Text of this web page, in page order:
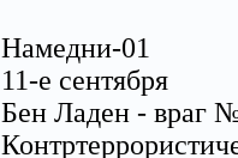
Намедни-01
11-е сентября
Бен Ладен - враг